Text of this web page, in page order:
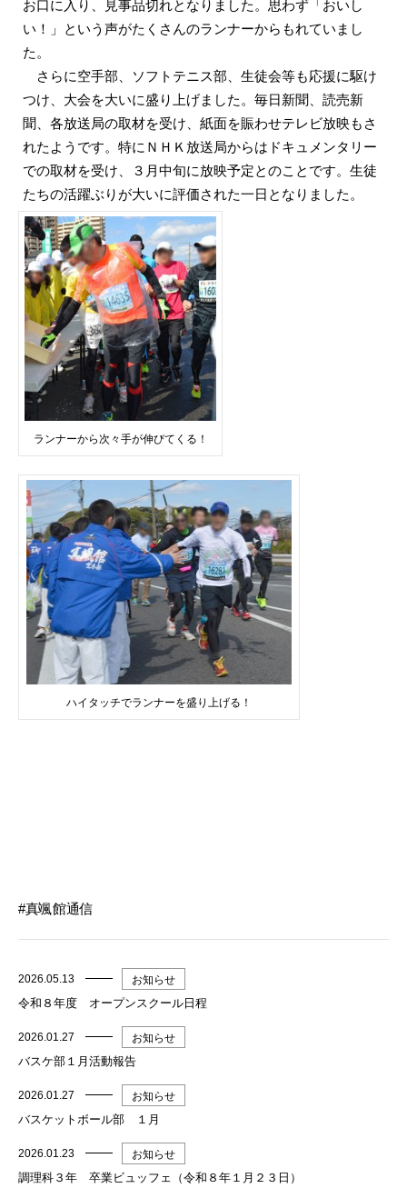
お口に入り、見事品切れとなりました。思わず「おいし
い！」という声がたくさんのランナーからもれていまし
た。
さらに空手部、ソフトテニス部、生徒会等も応援に駆け
つけ、大会を大いに盛り上げました。毎日新聞、読売新
聞、各放送局の取材を受け、紙面を賑わせテレビ放映もさ
れたようです。特にＮＨＫ放送局からはドキュメンタリー
での取材を受け、３月中旬に放映予定とのことです。生徒
たちの活躍ぶりが大いに評価された一日となりました。
ランナーから次々手が伸びてくる！
ハイタッチでランナーを盛り上げる！
真颯館通信
2026.05.13 お知らせ
令和８年度 オープンスクール日程
2026.01.27 お知らせ
バスケ部１月活動報告
2026.01.27 お知らせ
バスケットボール部 １月
2026.01.23 お知らせ
調理科３年 卒業ビュッフェ（令和８年１月２３日）